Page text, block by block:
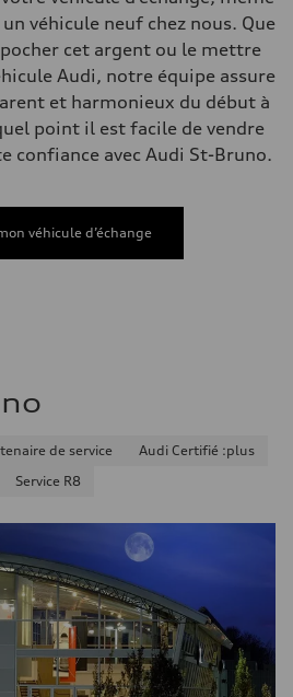
h
un véhicule neuf chez nous. Que
cet argent ou le mettre
Audi, notre équipe assure
et harmonieux du début à
point il est facile de vendre
confiance avec Audi St-Bruno.
véhicule d’échange
de service
Audi Certifié :plus
Service R8